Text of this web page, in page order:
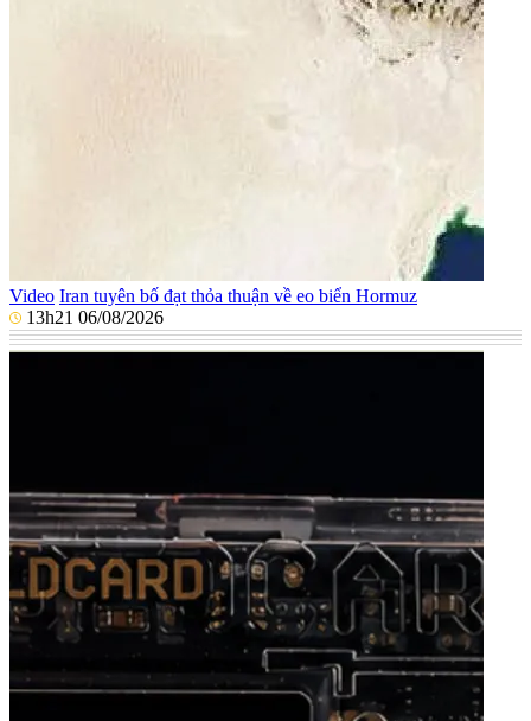
Video Iran tuyên bố đạt thỏa thuận về eo biển Hormuz
13h21 06/08/2026